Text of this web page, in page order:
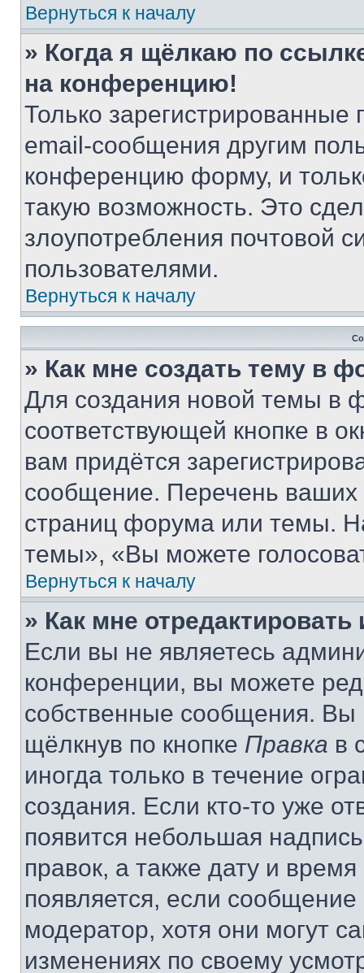
Вернуться к началу
» Когда я щёлкаю по
на конференцию!
Только зарегистрированные
email-сообщения другим
конференцию форму, и
такую возможность. Это
злоупотребления почтовой
пользователями.
Вернуться к началу
» Как мне создать тему в
Для создания новой темы в
соответствующей кнопке в
вам придётся
сообщение. Перечень ваших
страниц форума или темы.
темы», «Вы можете
Вернуться к началу
» Как мне
Если вы не являетесь
конференции, вы можете
собственные сообщения. Вы
щёлкнув по кнопке Правка в
иногда только в течение
создания. Если кто-то уже
появится небольшая
правок, а также дату и
появляется, если
модератор, хотя они могут
изменениях по своему